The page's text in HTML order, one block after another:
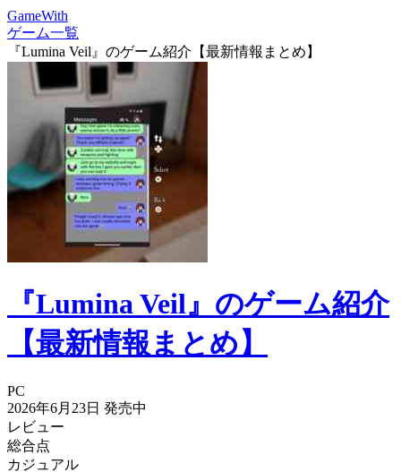
GameWith
ゲーム一覧
『Lumina Veil』のゲーム紹介【最新情報まとめ】
『Lumina Veil』のゲーム紹介
【最新情報まとめ】
PC
2026年6月23日 発売中
レビュー
総合点
カジュアル